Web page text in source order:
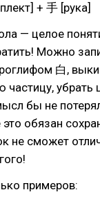
+ 手 [рука]
— целое
Можно
白,
частицу, убрать
бы не
обязан
не сможет
примеров: